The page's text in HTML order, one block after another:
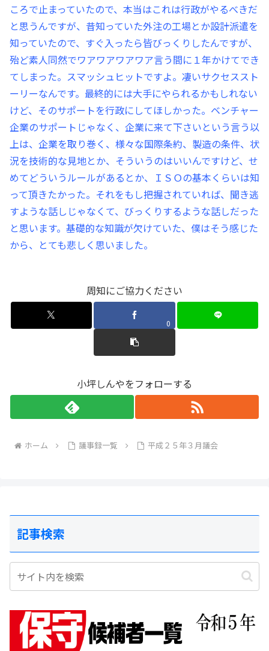
ころで止まっていたので、本当はこれは行政がやるべきだ
と思うんですが、昔知っていた外注の工場とか設計派遣を
知っていたので、すぐ入ったら皆びっくりしたんですが、
殆ど素人同然でワアワアワアワア言う間に１年かけてでき
てしまった。スマッシュヒットですよ。凄いサクセススト
ーリーなんです。最終的には大手にやられるかもしれない
けど、そのサポートを行政にしてほしかった。ベンチャー
企業のサポートじゃなく、企業に来て下さいという言う以
上は、企業を取り巻く、様々な国際条約、製造の条件、状
況を技術的な見地とか、そういうのはいいんですけど、せ
めてどういうルールがあるとか、ＩＳＯの基本くらいは知
って頂きたかった。それをもし把握されていれば、聞き逃
すような話しじゃなくて、びっくりするような話しだった
と思います。基礎的な知識が欠けていた、僕はそう感じた
から、とても悲しく思いました。
周知にご協力ください
0
小坪しんやをフォローする
ホーム 議事録一覧 平成２５年３月議会
記事検索